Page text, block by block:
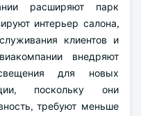
расширяют парк
интерьер салона,
клиентов и
внедряют
для новых
поскольку они
требуют меньше